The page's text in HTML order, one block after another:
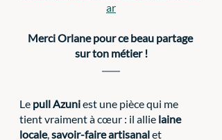
ar
Merci Orlane pour ce beau partage
sur ton métier !
Le pull Azuni est une pièce qui me
tient vraiment à cœur : il allie laine
locale, savoir-faire artisanal et